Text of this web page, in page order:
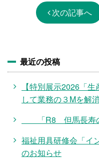
次の記事へ
最近の投稿
【特別展示2026「
して業務の３Mを解
「R8 但馬長寿
福祉用具研修会「イ
のお知らせ